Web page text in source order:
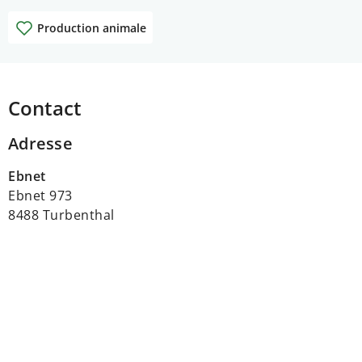
Production animale
Contact
Adresse
Ebnet
Ebnet 973
8488 Turbenthal